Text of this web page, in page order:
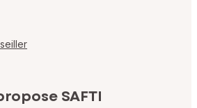
SAFTI